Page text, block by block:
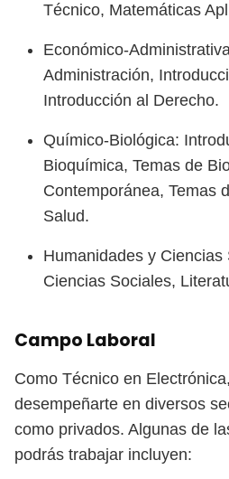
Técnico, Matemáticas
Económico-
Administración,
Introducción al Derecho.
Químico-Biológica:
Bioquímica, Temas de
Contemporánea, Temas
Salud.
Humanidades y Ciencias
Ciencias Sociales,
Campo Laboral
Como Técnico en
desempeñarte en diversos
como privados. Algunas de
podrás trabajar incluyen: